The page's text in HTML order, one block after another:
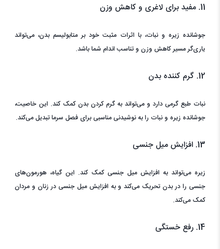
11. مفید برای لاغری و کاهش وزن
جوشانده زیره و نبات، با اثرات مثبت خود بر متابولیسم بدن، می‌تواند
یاری‌گر مسیر کاهش وزن و تناسب اندام شما باشد.
12. گرم کننده بدن
نبات طبع گرمی دارد و می‌تواند به گرم کردن بدن کمک کند. این خاصیت،
جوشانده زیره و نبات را به نوشیدنی مناسبی برای فصل سرما تبدیل می‌کند.
13. افزایش میل جنسی
زیره می‌تواند به افزایش میل جنسی کمک کند. این گیاه، هورمون‌های
جنسی را در بدن تحریک می‌کند و به افزایش میل جنسی در زنان و مردان
کمک می‌کند.
14. رفع خستگی